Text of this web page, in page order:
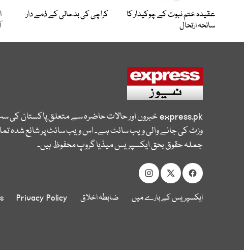
عقیدہ ختم نبوت کے چوکیدار کا
سانحہ ارتحال
کراچی کی بدحالی کے ذمے دار
express.pkخبروں اور حالات حاضرہ سے متعلق پاکستان کی
وزٹ کی جانے والی ویب سائٹ ہے۔ اس ویب سائٹ پر شائع شدہ
جملہ حقوق بحق ایکسپریس میڈیا گروپ محفوظ ہیں۔
ایکسپریس کے بارے میں ضابطہ اخلاق Privacy Policy